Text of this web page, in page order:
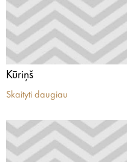
Kūriņš
Skaityti daugiau